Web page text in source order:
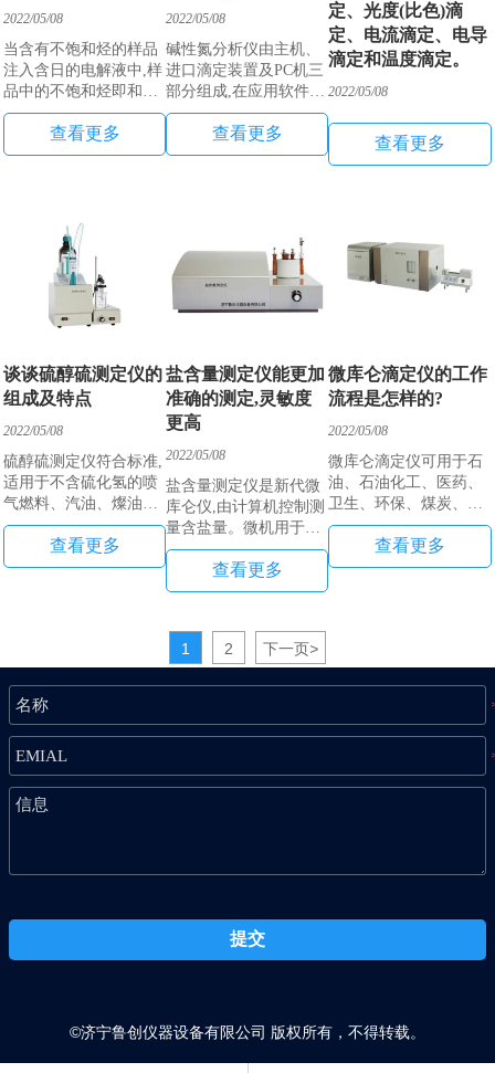
2022/05/08
当含有不饱和烃的样品
注入含日的电解液中,样
品中的不饱和烃即和
Bn2发生加成反应,反应
消耗的B2,通过电解阳极
电生补充。测量电生
查看更多
2022/05/08
碱性氮分析仪由主机、
进口滴定装置及PC机三
部分组成,在应用软件的
支持下,主机能实现自动
滴定、自动补液、计算
出碱性氮的含量。
查看更多
定、光度(比色)滴
定、电流滴定、电导
滴定和温度滴定。
2022/05/08
查看更多
谈谈硫醇硫测定仪的
组成及特点
2022/05/08
硫醇硫测定仪符合标准,
适用于不含硫化氢的喷
气燃料、汽油、燦油和
轻柴油中硫醵硫的测定,
硫醵硫的测定对于评估
喷气燃料、汽油、煤油
查看更多
盐含量测定仪能更加
准确的测定,灵敏度
更高
2022/05/08
盐含量测定仪是新代微
库仑仪,由计算机控制测
量含盐量。微机用于控
制测量和电解,并进行数
据处理。微机对电解电
流进行积分,计算出补充
根据法拉第定律计算岀
样品的含盐盐含量测定
查看更多
微库仑滴定仪的工作
流程是怎样的?
2022/05/08
微库仑滴定仪可用于石
油、石油化工、医药、
卫生、环保、煤炭、地
质、冶金、商检、质
检、学校等生产、科
研、监测领域中样品的
查看更多
1 2 下一页>
提交
©济宁鲁创仪器设备有限公司 版权所有，不得转载。